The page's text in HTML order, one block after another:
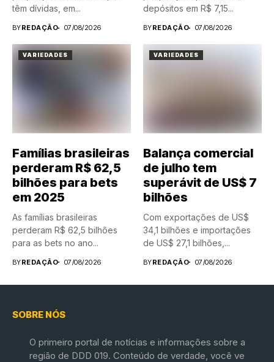
têm dívidas, em...
BYREDAÇÃO 07/08/2026
depósitos em R$ 7,15...
BYREDAÇÃO 07/08/2026
VARIEDADES
Famílias brasileiras
perderam R$ 62,5
bilhões para bets
em 2025
As famílias brasileiras
perderam R$ 62,5 bilhões
para as bets no ano...
BYREDAÇÃO 07/08/2026
VARIEDADES
Balança comercial
de julho tem
superávit de US$ 7
bilhões
Com exportações de US$
34,1 bilhões e importações
de US$ 27,1 bilhões,...
BYREDAÇÃO 07/08/2026
SOBRE NÓS
O primeiro portal de notícias e informações sobre a
região de DDD 019. Conteúdo de verdade, você ve